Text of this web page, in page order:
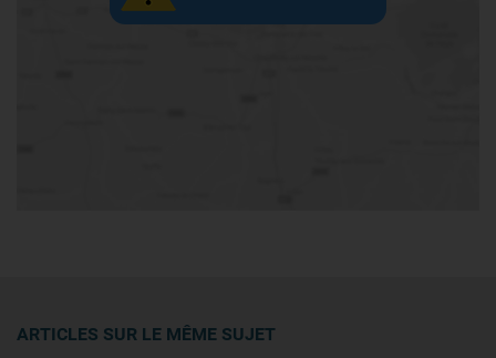
ARTICLES SUR LE MÊME SUJET